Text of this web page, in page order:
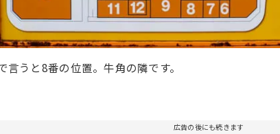
言うと8番の位置。牛角の隣です。
広告の後にも続きます